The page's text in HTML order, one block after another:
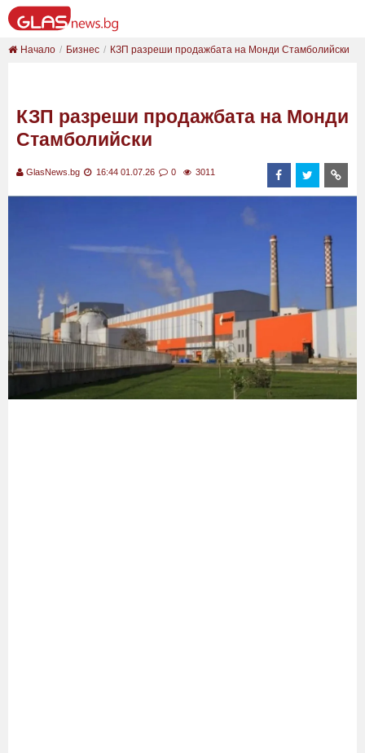
Начало Бизнес КЗП разреши продажбата на Монди Стамболийски
КЗП разреши продажбата на Монди
Стамболийски
GlasNews.bg 16:44 01.07.26 0 3011